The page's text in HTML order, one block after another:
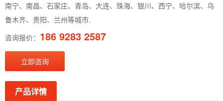
南宁、南昌、石家庄、青岛、大连、珠海、银川、西宁、哈尔滨、乌
鲁木齐、贵阳、兰州等城市.
咨询报价： 186 9283 2587
立即咨询
产品详情